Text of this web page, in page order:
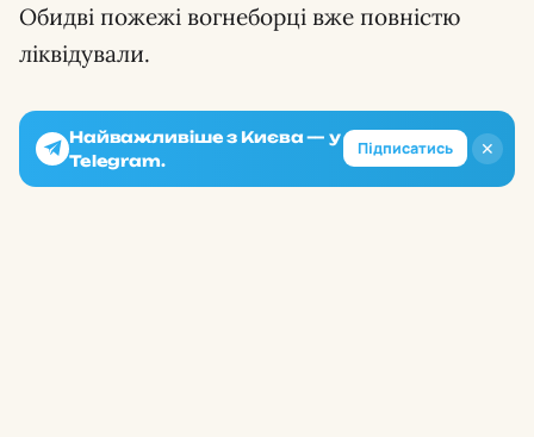
Обидві пожежі вогнеборці вже повністю
ліквідували.
✕
Найважливіше з Києва — у
Telegram.
Підписатись